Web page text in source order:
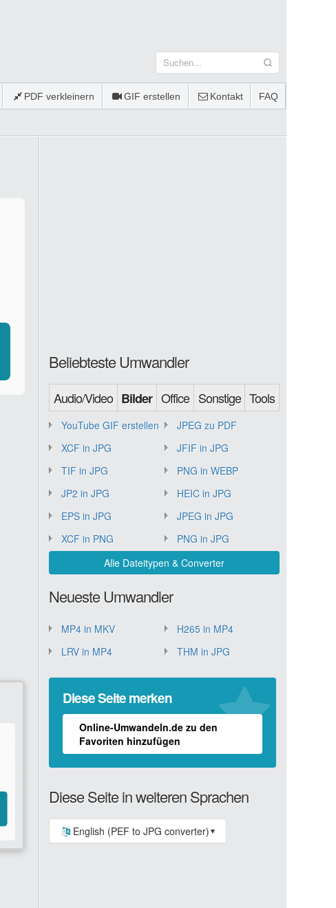
PDF verkleinern GIF erstellen Kontakt FAQ
Beliebteste Umwandler
Audio/Video Bilder Office Sonstige Tools
YouTube GIF erstellen
JPEG zu PDF
XCF in JPG
JFIF in JPG
TIF in JPG
PNG in WEBP
JP2 in JPG
HEIC in JPG
EPS in JPG
JPEG in JPG
XCF in PNG
PNG in JPG
Alle Dateitypen & Converter
Neueste Umwandler
MP4 in MKV
H265 in MP4
LRV in MP4
THM in JPG
Diese Seite merken
Online-Umwandeln.de zu den
Favoriten hinzufügen
Diese Seite in weiteren Sprachen
English (PEF to JPG converter) ▼